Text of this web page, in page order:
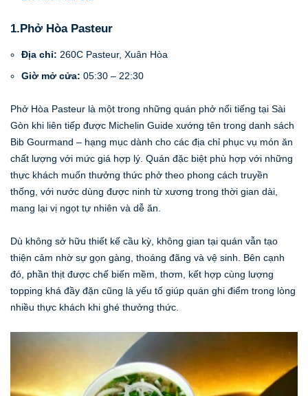
1.Phở Hòa Pasteur
Địa chỉ: 260C Pasteur, Xuân Hòa
Giờ mở cửa: 05:30 – 22:30
Phở Hòa Pasteur là một trong những quán phở nổi tiếng tại Sài
Gòn khi liên tiếp được Michelin Guide xướng tên trong danh sách
Bib Gourmand – hạng mục dành cho các địa chỉ phục vụ món ăn
chất lượng với mức giá hợp lý. Quán đặc biệt phù hợp với những
thực khách muốn thưởng thức phở theo phong cách truyền
thống, với nước dùng được ninh từ xương trong thời gian dài,
mang lại vị ngọt tự nhiên và dễ ăn.
Dù không sở hữu thiết kế cầu kỳ, không gian tại quán vẫn tạo
thiện cảm nhờ sự gọn gàng, thoáng đãng và vệ sinh. Bên cạnh
đó, phần thịt được chế biến mềm, thơm, kết hợp cùng lượng
topping khá đầy đặn cũng là yếu tố giúp quán ghi điểm trong lòng
nhiều thực khách khi ghé thưởng thức.